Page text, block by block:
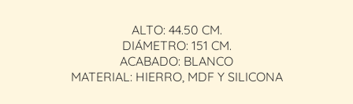
ALTO: 44.50 CM.
DIÁMETRO: 151 CM.
ACABADO: BLANCO
MATERIAL: HIERRO, MDF Y SILICONA